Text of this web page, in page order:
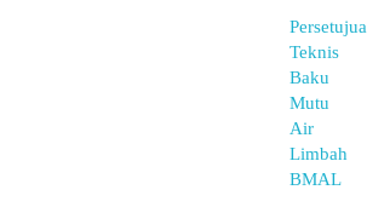
Teknis
Baku
Mutu
Air
Limbah
BMAL